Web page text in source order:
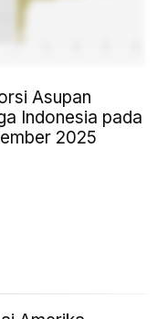
Asupan
Indonesia pada
2025